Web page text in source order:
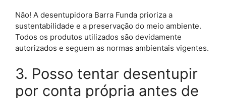
Não! A desentupidora Barra Funda prioriza a
sustentabilidade e a preservação do meio ambiente.
Todos os produtos utilizados são devidamente
autorizados e seguem as normas ambientais vigentes.
3. Posso tentar desentupir
por conta própria antes de